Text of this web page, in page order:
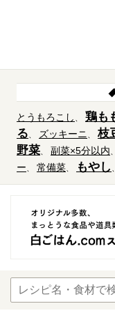
とうもろこし 鶏も
る
ズッキーニ 枝
野菜
副菜×5分以内
ー
常備菜 もやし